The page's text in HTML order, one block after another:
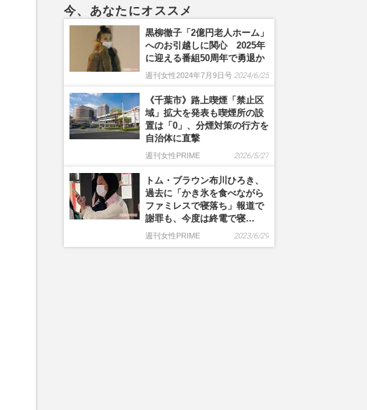
今、あなたにオススメ
黒柳徹子「2億円老人ホーム」
へのお引越しに関心 2025年
に迎える番組50周年で勇退か
週刊女性2024年7月9日号 2024/6/25
《千葉市》路上喫煙「禁止区
域」拡大を発表も喫煙所の設
置は「0」、分煙対策の行方を
自治体に直撃
週刊女性PRIME 2026/5/27
トム・ブラウン布川ひろき、
過去に「かき氷を食べながら
ファミレスで寝落ち」報道で
謝罪も、今度は終電で寝…
週刊女性PRIME 2023/6/29